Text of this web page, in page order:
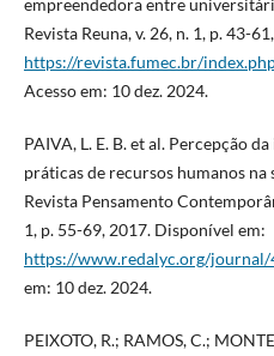
Revista Reuna, v. 26, n. 1, p. 43-
https://revista.fumec.br/
Acesso em: 10 dez. 2024.
PAIVA, L. E. B. et al. Percepção
práticas de recursos humanos
Revista Pensamento
1, p. 55-69, 2017. Disponível em:
https://www.redalyc.org/
em: 10 dez. 2024.
PEIXOTO, R.; RAMOS, C.;